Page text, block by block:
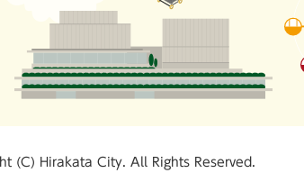
(C) Hirakata City. All Rights Reserved.